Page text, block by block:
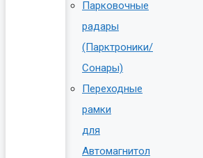
Парковочные
радары
(Парктроники/
Сонары)
Переходные
рамки
для
Автомагнитол